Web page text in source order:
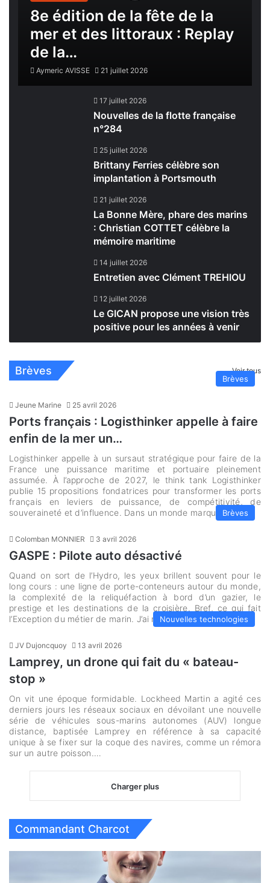
8e édition de la fête de la
mer et des littoraux : Replay
de la…
Aymeric AVISSE 21 juillet 2026
17 juillet 2026
Nouvelles de la flotte française
n°284
25 juillet 2026
Brittany Ferries célèbre son
implantation à Portsmouth
21 juillet 2026
La Bonne Mère, phare des marins
: Christian COTTET célèbre la
mémoire maritime
14 juillet 2026
Entretien avec Clément TREHIOU
12 juillet 2026
Le GICAN propose une vision très
positive pour les années à venir
Brèves Voir tous
Brèves
Jeune Marine 25 avril 2026
Ports français : Logisthinker appelle à faire
enfin de la mer un…
Logisthinker appelle à un sursaut stratégique pour faire de la
France une puissance maritime et portuaire pleinement
assumée. À l’approche de 2027, le think tank Logisthinker
publie 15 propositions fondatrices pour transformer les ports
français en leviers de puissance, de compétitivité, de
souveraineté et d’influence. Dans un monde marqué par…
Brèves
Colomban MONNIER 3 avril 2026
GASPE : Pilote auto désactivé
Quand on sort de l’Hydro, les yeux brillent souvent pour le
long cours : une ligne de porte-conteneurs autour du monde,
la complexité de la reliquéfaction à bord d’un gazier, le
prestige et les destinations de la croisière. Bref, ce qui fait
l’Exception du métier de marin. J’ai moi-même choisi…
Nouvelles technologies
JV Dujoncquoy 13 avril 2026
Lamprey, un drone qui fait du « bateau-
stop »
On vit une époque formidable. Lockheed Martin a agité ces
derniers jours les réseaux sociaux en dévoilant une nouvelle
série de véhicules sous-marins autonomes (AUV) longue
distance, baptisée Lamprey en référence à sa capacité
unique à se fixer sur la coque des navires, comme un rémora
sur un autre poisson.…
Charger plus
Commandant Charcot